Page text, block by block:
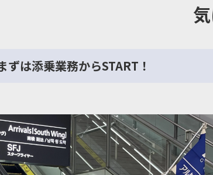
ずは添乗業務からSTART！